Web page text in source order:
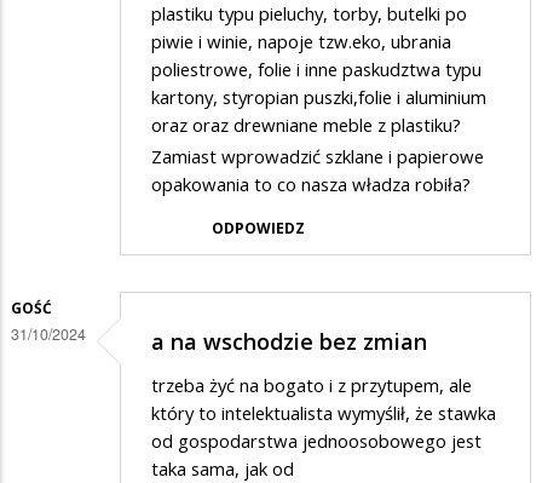
plastiku typu pieluchy, torby, butelki po
piwie i winie, napoje tzw.eko, ubrania
poliestrowe, folie i inne paskudztwa typu
kartony, styropian puszki,folie i aluminium
oraz oraz drewniane meble z plastiku?
Zamiast wprowadzić szklane i papierowe
opakowania to co nasza władza robiła?
ODPOWIEDZ
GOŚĆ
31/10/2024 a na wschodzie bez zmian
trzeba żyć na bogato i z przytupem, ale
który to intelektualista wymyślił, że stawka
od gospodarstwa jednoosobowego jest
taka sama, jak od